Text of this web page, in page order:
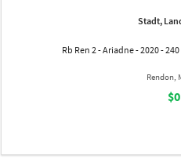
Stadt,
Rb Ren 2 - Ariadne - 2020 -
Rendon,
$0